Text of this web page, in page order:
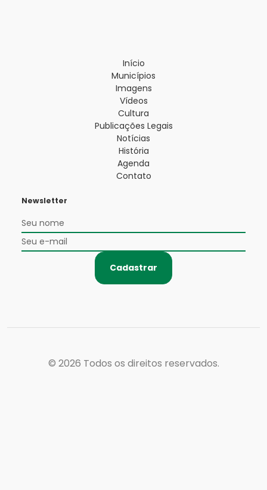
Início
Municípios
Imagens
Vídeos
Cultura
Publicações Legais
Notícias
História
Agenda
Contato
Newsletter
Cadastrar
© 2026 Todos os direitos reservados.